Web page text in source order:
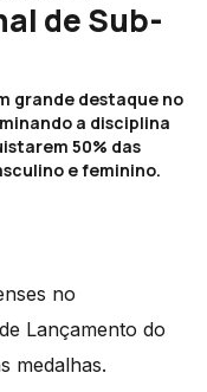
de Sub-
grande destaque no
a disciplina
50% das
e feminino.
no
Lançamento do
medalhas.